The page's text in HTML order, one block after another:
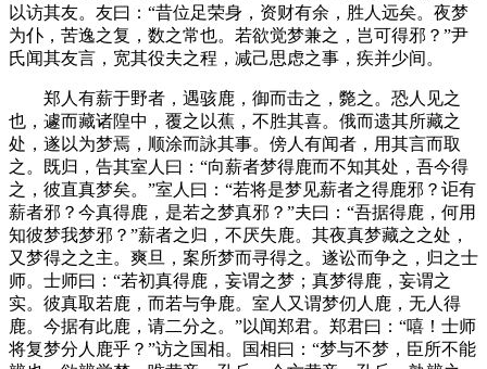
以访其友。友曰：“昔位足荣身，资财有余，胜人远矣。夜梦
为仆，苦逸之复，数之常也。若欲觉梦兼之，岂可得邪？”尹
氏闻其友言，宽其役夫之程，减己思虑之事，疾并少间。
郑人有薪于野者，遇骇鹿，御而击之，斃之。恐人见之
也，遽而藏诸隍中，覆之以蕉，不胜其喜。俄而遗其所藏之
处，遂以为梦焉，顺涂而詠其事。傍人有闻者，用其言而取
之。既归，告其室人曰：“向薪者梦得鹿而不知其处，吾今得
之，彼直真梦矣。”室人曰：“若将是梦见薪者之得鹿邪？讵有
薪者邪？今真得鹿，是若之梦真邪？”夫曰：“吾据得鹿，何用
知彼梦我梦邪？”薪者之归，不厌失鹿。其夜真梦藏之之处，
又梦得之之主。爽旦，案所梦而寻得之。遂讼而争之，归之士
师。士师曰：“若初真得鹿，妄谓之梦；真梦得鹿，妄谓之
实。彼真取若鹿，而若与争鹿。室人又谓梦仞人鹿，无人得
鹿。今据有此鹿，请二分之。”以闻郑君。郑君曰：“嘻！士师
将复梦分人鹿乎？”访之国相。国相曰：“梦与不梦，臣所不能